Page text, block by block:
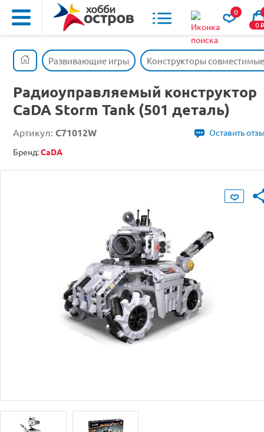
0
0o
Развивающие игры Конструкторы
Радиоуправляемый конструктор
CaDA Storm Tank (501 деталь)
Артикул: C71012W
Оставить
Бренд:CaDA